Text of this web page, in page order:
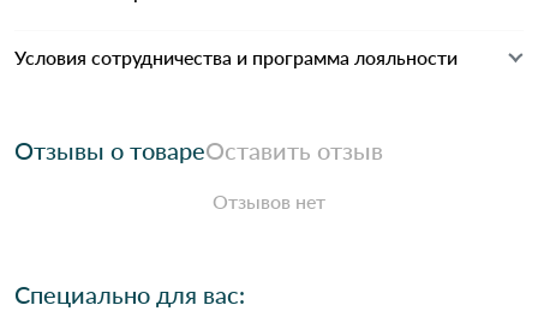
Условия сотрудничества и программа лояльности
Отзывы о товареОставить отзыв
Отзывов нет
Специально для вас: